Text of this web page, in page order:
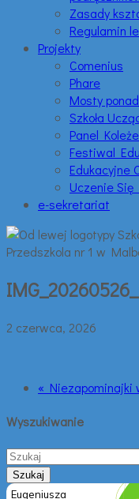
Zasady
Regulamin
Projekty
Comenius
Phare
Mosty
Szkoła
Panel
Festiwal
Edukacyjne
Uczenie Się
e-sekretariat
2 czerwca, 2026
« Niezapominajki
Wyszukiwanie